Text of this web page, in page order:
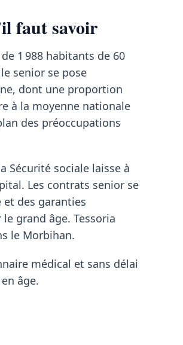
faut savoir
1 988 habitants de 60
senior se pose
dont une proportion
à la moyenne nationale
des préoccupations
Sécurité sociale laisse à
Les contrats senior se
des garanties
grand âge. Tessoria
le Morbihan.
médical et sans délai
âge.